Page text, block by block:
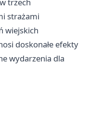
trzech
strażami
wiejskich
doskonałe efekty
wydarzenia dla